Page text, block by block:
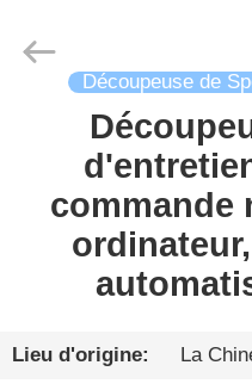
D'ACIER
FAIBLE
TENEUR
CARBONE
Co.,Ltd.
Découpeuse de
commande
Lieu d'origine: La